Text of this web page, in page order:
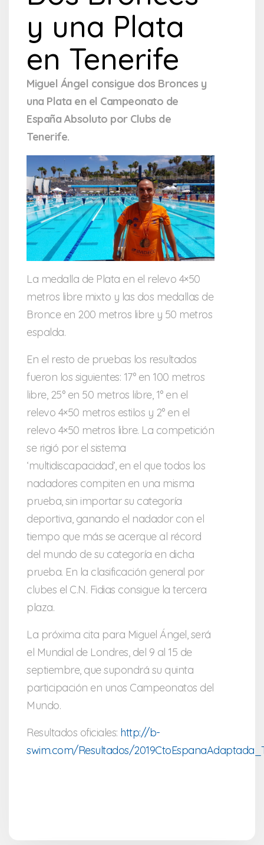
y una Plata
en Tenerife
Miguel Ángel consigue dos Bronces y
una Plata en el Campeonato de
España Absoluto por Clubs de
Tenerife.
La medalla de Plata en el relevo 4×50
metros libre mixto y las dos medallas de
Bronce en 200 metros libre y 50 metros
espalda.
En el resto de pruebas los resultados
fueron los siguientes: 17° en 100 metros
libre, 25° en 50 metros libre, 1° en el
relevo 4×50 metros estilos y 2° en el
relevo 4×50 metros libre. La competición
se rigió por el sistema
‘multidiscapacidad’, en el que todos los
nadadores compiten en una misma
prueba, sin importar su categoría
deportiva, ganando el nadador con el
tiempo que más se acerque al récord
del mundo de su categoría en dicha
prueba. En la clasificación general por
clubes el C.N. Fidias consigue la tercera
plaza.
La próxima cita para Miguel Ángel, será
el Mundial de Londres, del 9 al 15 de
septiembre, que supondrá su quinta
participación en unos Campeonatos del
Mundo.
Resultados oficiales: http://b-
swim.com/Resultados/